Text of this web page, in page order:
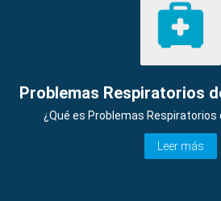
Problemas Respiratorios
¿Qué es Problemas Respiratorios
Leer más